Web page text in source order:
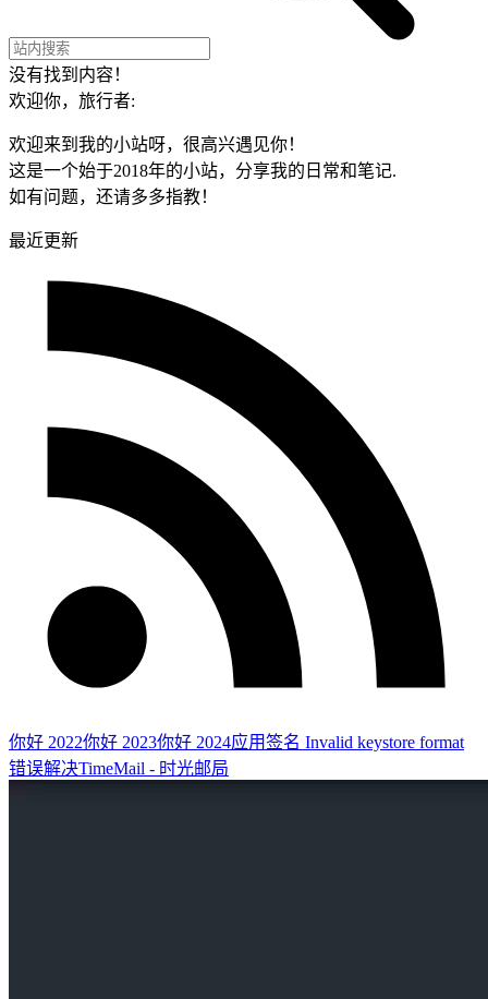
没有找到内容！
欢迎你，旅行者:
欢迎来到我的小站呀，很高兴遇见你！
这是一个始于2018年的小站，分享我的日常和笔记.
如有问题，还请多多指教！
最近更新
你好 2022你好 2023你好 2024应用签名 Invalid keystore format
错误解决TimeMail - 时光邮局